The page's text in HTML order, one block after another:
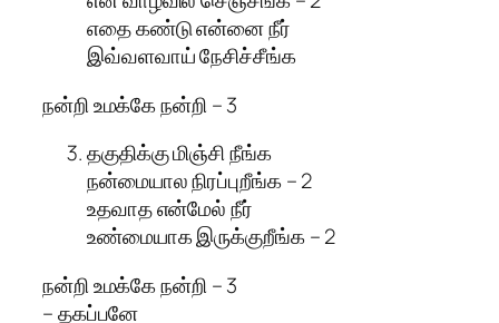
எதை கண்டு என்னை நீர்
இவ்வளவாய் நேசிச்சீங்க
நன்றி உமக்கே நன்றி – 3
தகுதிக்கு மிஞ்சி நீங்க
நன்மையால நிரப்புறீங்க – 2
உதவாத என்மேல் நீர்
உண்மையாக இருக்குறீங்க – 2
நன்றி உமக்கே நன்றி – 3
– தகப்பனே